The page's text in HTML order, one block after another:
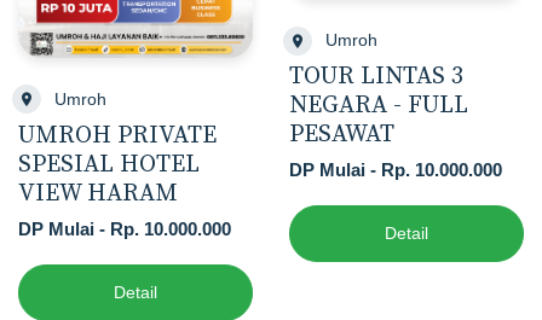
Umroh
UMROH PRIVATE
SPESIAL HOTEL
VIEW HARAM
DP Mulai - Rp. 10.000.000
Detail
Umroh
TOUR LINTAS 3
NEGARA - FULL
PESAWAT
DP Mulai - Rp. 10.000.000
Detail